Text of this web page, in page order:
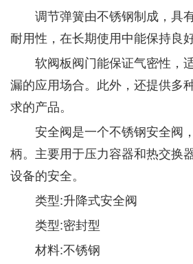
调节弹簧由不锈钢制成，具
耐用性，在长期使用中能保持良
软阀板阀门能保证气密性，
漏的应用场合。此外，还提供多
求的产品。
安全阀是一个不锈钢安全阀
柄。主要用于压力容器和热交换
设备的安全。
类型:升降式安全阀
类型:密封型
材料:不锈钢